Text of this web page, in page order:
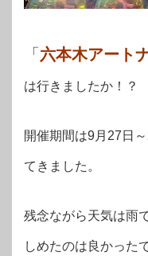
「 六本木アート
は行きましたか！？
開催期間は9月27日
てきました。
残念ながら天気は雨
しめたのは良かった